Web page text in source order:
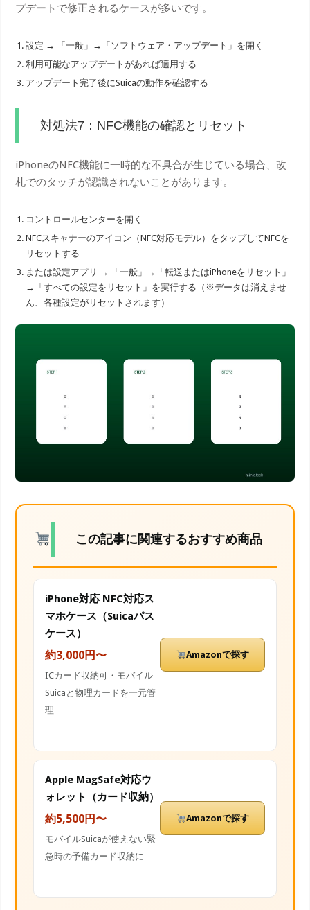
プデートで修正されるケースが多いです。
設定 → 「一般」→「ソフトウェア・アップデート」を開く
利用可能なアップデートがあれば適用する
アップデート完了後にSuicaの動作を確認する
対処法7：NFC機能の確認とリセット
iPhoneのNFC機能に一時的な不具合が生じている場合、改
札でのタッチが認識されないことがあります。
コントロールセンターを開く
NFCスキャナーのアイコン（NFC対応モデル）をタップしてNFCを
リセットする
または設定アプリ → 「一般」→「転送またはiPhoneをリセット」
→「すべての設定をリセット」を実行する（※データは消えませ
ん、各種設定がリセットされます）
この記事に関連するおすすめ商品
iPhone対応 NFC対応ス
マホケース（Suicaパス
ケース）
約3,000円〜
ICカード収納可・モバイル
Suicaと物理カードを一元管
理
Amazonで探す
Apple MagSafe対応ウ
ォレット（カード収納）
約5,500円〜
モバイルSuicaが使えない緊
急時の予備カード収納に
Amazonで探す